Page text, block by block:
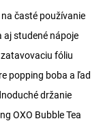
časté používanie
aj studené nápoje
fóliu
popping boba a ľad
držanie
OXO Bubble Tea